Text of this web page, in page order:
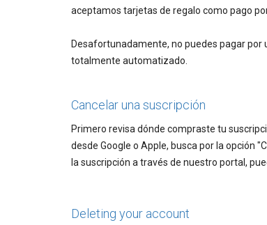
aceptamos tarjetas de regalo como pago
Desafortunadamente, no puedes pagar
totalmente automatizado.
Cancelar una suscripción
Primero revisa dónde compraste tu
desde Google o Apple, busca por la opción
la suscripción a través de nuestro portal,
Deleting your account